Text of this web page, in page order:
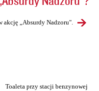
akcję „Absurdy Nadzoru".
Toaleta przy stacji benzynowej